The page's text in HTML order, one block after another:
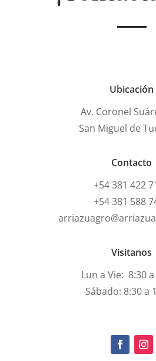
Ubicación
Av. Coronel
San Miguel de
Contacto
+54 381 422
+54 381 588
Visitanos
Lun a Vie: 8:30
Sábado: 8:30 a